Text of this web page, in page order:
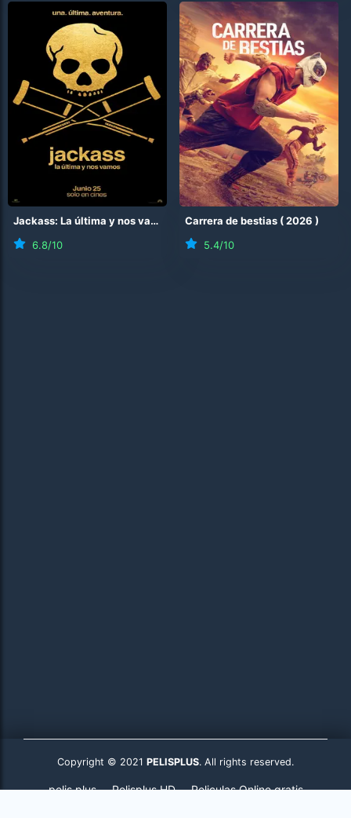
Jackass: La última y nos vamos 2026)
6.8/10
Carrera de bestias (2026 )
5.4/10
Copyright © 2021 PELISPLUS. All rights reserved.
pelis plus Pelisplus HD
Peliculas Online gratis